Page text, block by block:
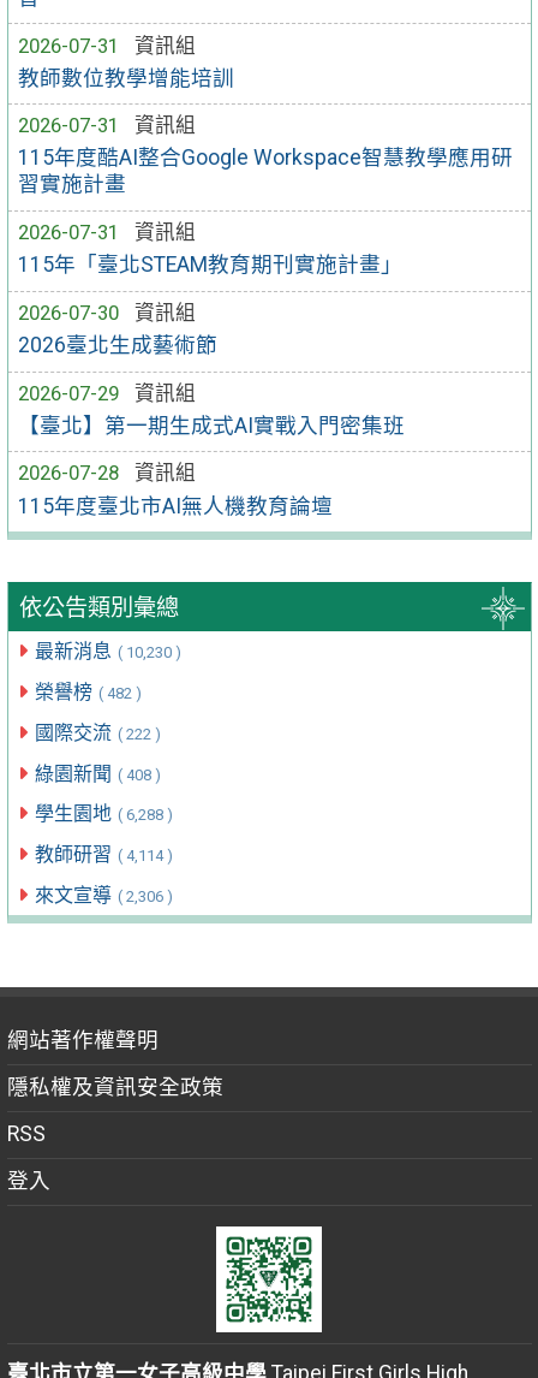
2026-07-31
資訊組
教師數位教學增能培訓
2026-07-31
資訊組
115年度酷AI整合Google Workspace智慧教學應用研
習實施計畫
2026-07-31
資訊組
115年「臺北STEAM教育期刊實施計畫」
2026-07-30
資訊組
2026臺北生成藝術節
2026-07-29
資訊組
【臺北】第一期生成式AI實戰入門密集班
2026-07-28
資訊組
115年度臺北市AI無人機教育論壇
依公告類別彙總
最新消息 ( 10,230 )
榮譽榜 ( 482 )
國際交流 ( 222 )
綠園新聞 ( 408 )
學生園地 ( 6,288 )
教師研習 ( 4,114 )
來文宣導 ( 2,306 )
網站著作權聲明
隱私權及資訊安全政策
RSS
登入
臺北市立第一女子高級中學Taipei First Girls High